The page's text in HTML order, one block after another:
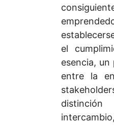
el
esencia,
entre la